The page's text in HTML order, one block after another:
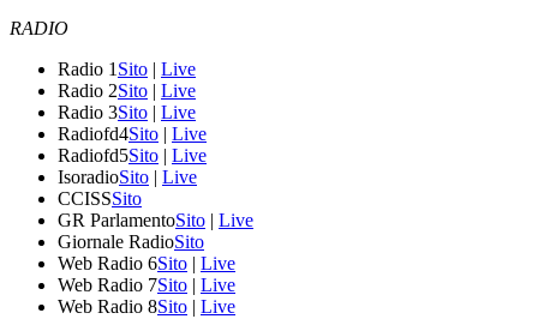
RADIO
Radio 1 Sito | Live
Radio 2Sito | Live
Radio 3Sito | Live
Radiofd4Sito | Live
Radiofd5Sito | Live
IsoradioSito | Live
CCISSSito
GR ParlamentoSito | Live
Giornale RadioSito
Web Radio 6Sito | Live
Web Radio 7Sito | Live
Web Radio 8Sito | Live